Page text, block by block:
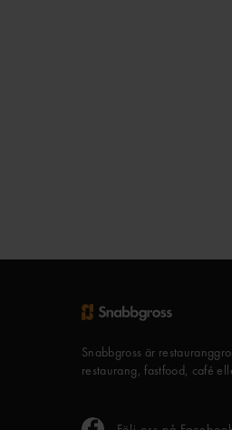
Snabbgross är
restaurang, fastfood, café